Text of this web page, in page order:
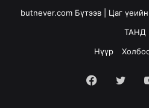
butnever.com Бүтээв | Цаг
ТАНД
Нүүр
Facebook